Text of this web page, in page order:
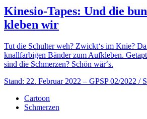
Kinesio-Tapes: Und die
kleben wir
Tut die Schulter weh? Zwickt‘s im Knie?
knallfarbigen Bänder zum Aufkleben.
sind die Schmerzen? Schön wär‘s.
Stand: 22. Februar 2022 – GPSP 02/2022 /
Cartoon
Schmerzen